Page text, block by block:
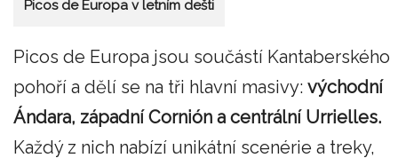
Picos de Europa v letním dešti
Picos de Europa jsou součástí Kantaberského
pohoří a dělí se na tři hlavní masivy: východní
Ándara, západní Cornión a centrální Urrielles.
Každý z nich nabízí unikátní scenérie a treky,